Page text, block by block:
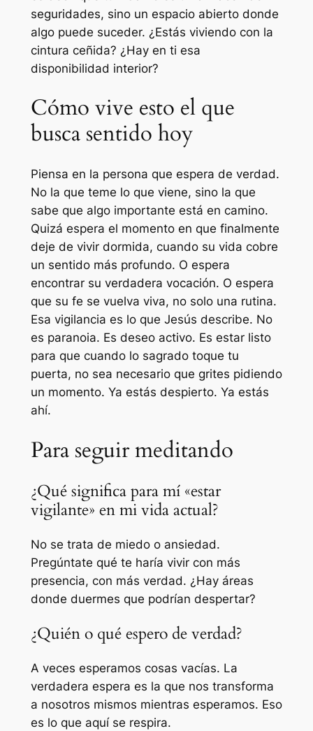
seguridades, sino un espacio abierto donde
algo puede suceder. ¿Estás viviendo con la
cintura ceñida? ¿Hay en ti esa
disponibilidad interior?
Cómo vive esto el que
busca sentido hoy
Piensa en la persona que espera de verdad.
No la que teme lo que viene, sino la que
sabe que algo importante está en camino.
Quizá espera el momento en que finalmente
deje de vivir dormida, cuando su vida cobre
un sentido más profundo. O espera
encontrar su verdadera vocación. O espera
que su fe se vuelva viva, no solo una rutina.
Esa vigilancia es lo que Jesús describe. No
es paranoia. Es deseo activo. Es estar listo
para que cuando lo sagrado toque tu
puerta, no sea necesario que grites pidiendo
un momento. Ya estás despierto. Ya estás
ahí.
Para seguir meditando
¿Qué significa para mí «estar
vigilante» en mi vida actual?
No se trata de miedo o ansiedad.
Pregúntate qué te haría vivir con más
presencia, con más verdad. ¿Hay áreas
donde duermes que podrían despertar?
¿Quién o qué espero de verdad?
A veces esperamos cosas vacías. La
verdadera espera es la que nos transforma
a nosotros mismos mientras esperamos. Eso
es lo que aquí se respira.